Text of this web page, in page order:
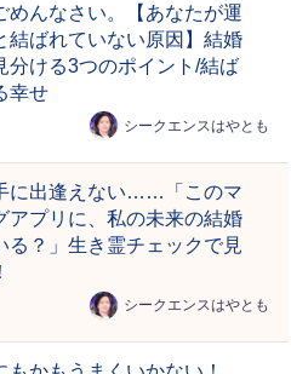
めんなさい。【あなたが運
結ばれていない原因】結婚
分ける3つのポイント/結ば
幸せ
シークエンスはやとも
に出逢えない……「このマ
アプリに、私の未来の結婚
る？」生き霊チェックで見
シークエンスはやとも